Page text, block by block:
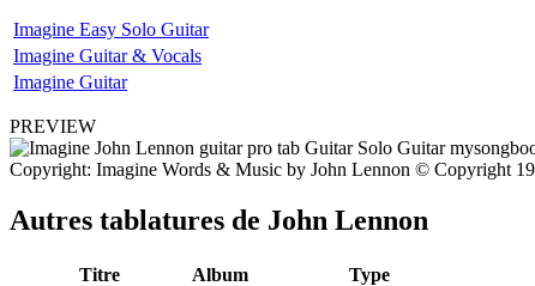
Imagine Easy Solo Guitar
Imagine Guitar & Vocals
Imagine Guitar
PREVIEW
Copyright: Imagine Words & Music by John Lennon © Copyright
Autres tablatures de John Lennon
Titre Album
Type